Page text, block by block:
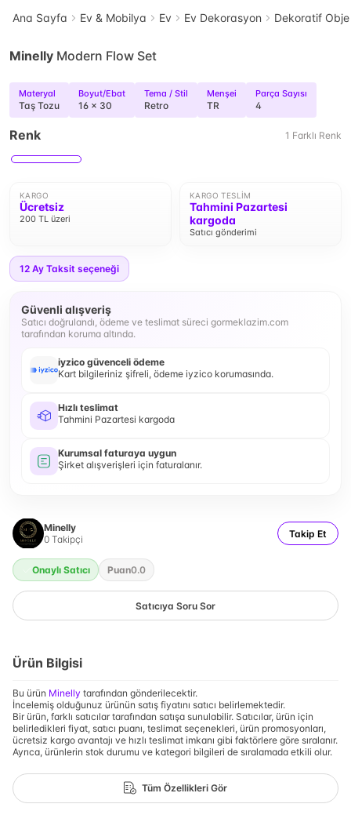
Ana Sayfa Ev & Mobilya Ev Ev Dekorasyon Dekoratif
Minelly Modern Flow Set
Materyal
Taş Tozu
Boyut/Ebat
16 x 30
Tema / Stil
Retro
Menşei
TR
Parça Sayısı
4
Renk 1 Farklı Renk
KARGO
Ücretsiz
200 TL üzeri
KARGO TESLIM
Tahmini Pazartesi
kargoda
Satıcı gönderimi
12 Ay Taksit seçeneği
Güvenli alışveriş
Satıcı doğrulandı, ödeme ve teslimat süreci gormeklazim.com
tarafından koruma altında.
iyzico güvenceli ödeme
Kart bilgileriniz şifreli, ödeme iyzico korumasında.
Hızlı teslimat
Tahmini Pazartesi kargoda
Kurumsal faturaya uygun
Şirket alışverişleri için faturalanır.
Minelly
0 Takipçi Takip Et
Onaylı Satıcı Puan0.0
Satıcıya Soru Sor
Ürün Bilgisi
Bu ürün Minelly tarafından gönderilecektir.
İncelemiş olduğunuz ürünün satış fiyatını satıcı belirlemektedir.
Bir ürün, farklı satıcılar tarafından satışa sunulabilir. Satıcılar, ürün için
belirledikleri fiyat, satıcı puanı, teslimat seçenekleri, ürün promosyonları,
ücretsiz kargo avantajı ve hızlı teslimat imkanı gibi faktörlere göre sıralanır.
Ayrıca, ürünlerin stok durumu ve kategori bilgileri de sıralamada etkili olur.
Tüm Özellikleri Gör